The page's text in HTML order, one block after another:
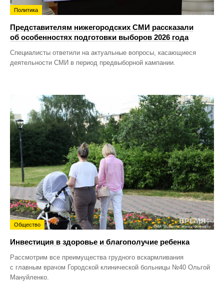
Политика
Представителям нижегородских СМИ рассказали
об особенностях подготовки выборов 2026 года
Специалисты ответили на актуальные вопросы, касающиеся
деятельности СМИ в период предвыборной кампании.
Общество
Инвестиция в здоровье и благополучие ребенка
Рассмотрим все преимущества грудного вскармливания
с главным врачом Городской клинической больницы №40 Ольгой
Мануйленко.